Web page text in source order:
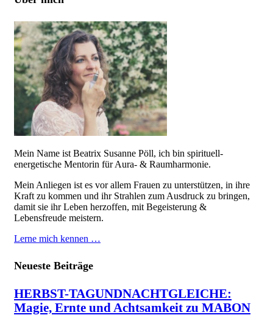
Mein Name ist Beatrix Susanne Pöll, ich bin spirituell-
energetische Mentorin für Aura- & Raumharmonie.
Mein Anliegen ist es vor allem Frauen zu unterstützen, in ihre
Kraft zu kommen und ihr Strahlen zum Ausdruck zu bringen,
damit sie ihr Leben herzoffen, mit Begeisterung &
Lebensfreude meistern.
Lerne mich kennen …
Neueste Beiträge
HERBST-TAGUNDNACHTGLEICHE:
Magie, Ernte und Achtsamkeit zu MABON